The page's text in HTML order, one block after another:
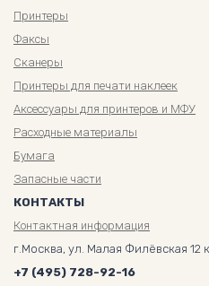
Принтеры
Факсы
Сканеры
Принтеры для печати наклеек
Аксессуары для принтеров и МФУ
Расходные материалы
Бумага
Запасные части
КОНТАКТЫ
Контактная информация
г.Москва, ул. Малая Филёвская 12
+7 (495) 728-92-16